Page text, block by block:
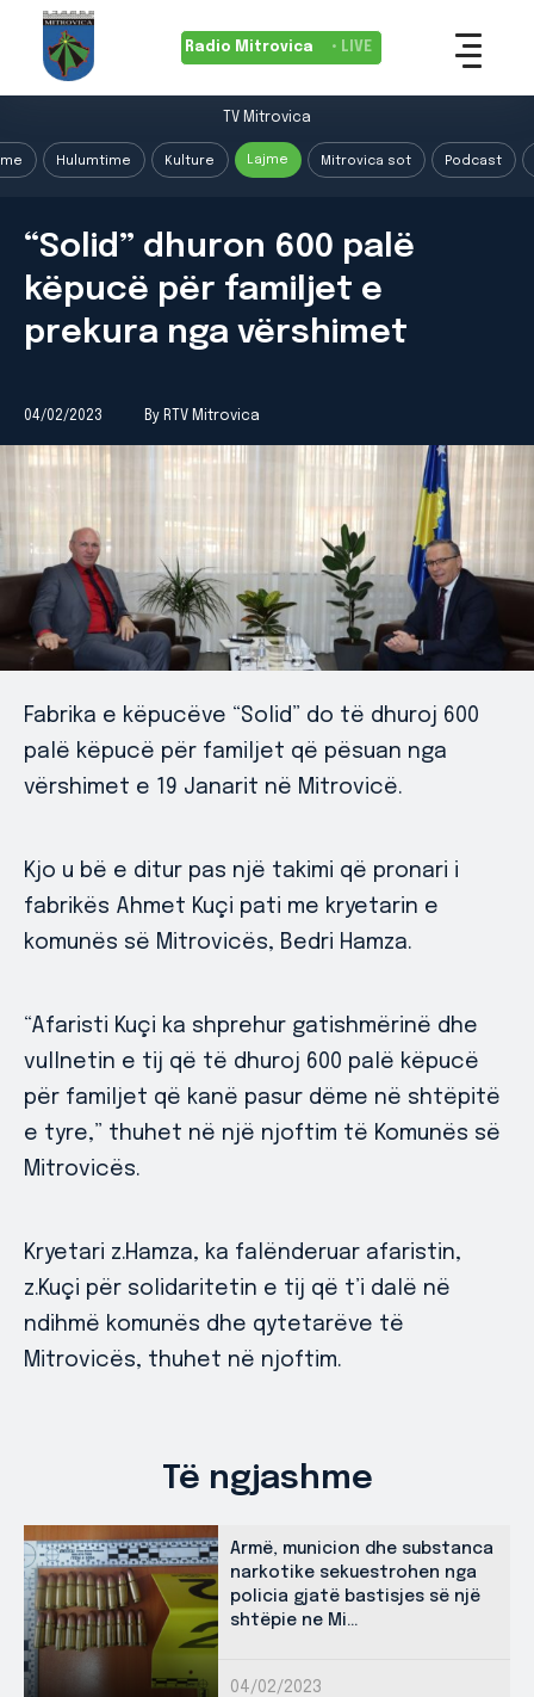
Radio Mitrovica • LIVE
TV Mitrovica
Hulumtime Kulture Lajme Mitrovica sot Podcast
“Solid” dhuron 600 palë
këpucë për familjet e
prekura nga vërshimet
04/02/2023 By RTV Mitrovica
Fabrika e këpucëve “Solid” do të dhuroj 600
palë këpucë për familjet që pësuan nga
vërshimet e 19 Janarit në Mitrovicë.
Kjo u bë e ditur pas një takimi që pronari i
fabrikës Ahmet Kuçi pati me kryetarin e
komunës së Mitrovicës, Bedri Hamza.
“Afaristi Kuçi ka shprehur gatishmërinë dhe
vullnetin e tij që të dhuroj 600 palë këpucë
për familjet që kanë pasur dëme në shtëpitë
e tyre,” thuhet në një njoftim të Komunës së
Mitrovicës.
Kryetari z.Hamza, ka falënderuar afaristin,
z.Kuçi për solidaritetin e tij që t’i dalë në
ndihmë komunës dhe qytetarëve të
Mitrovicës, thuhet në njoftim.
Të ngjashme
Armë, municion dhe substanca
narkotike sekuestrohen nga
policia gjatë bastisjes së një
shtëpie ne Mi...
04/02/2023